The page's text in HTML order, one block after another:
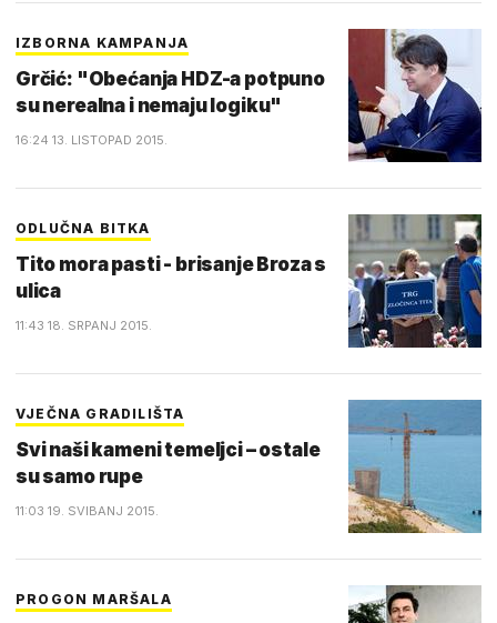
IZBORNA KAMPANJA
Grčić: "Obećanja HDZ-a potpuno
su nerealna i nemaju logiku"
16:24 13. LISTOPAD 2015.
ODLUČNA BITKA
Tito mora pasti - brisanje Broza s
ulica
11:43 18. SRPANJ 2015.
VJEČNA GRADILIŠTA
Svi naši kameni temeljci – ostale
su samo rupe
11:03 19. SVIBANJ 2015.
PROGON MARŠALA